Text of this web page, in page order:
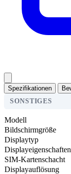
Spezifikationen
SONSTIGES
Modell
Bildschirmgröße
Displaytyp
Displayeigenschaften
SIM-Kartenschacht
Displayauflösung